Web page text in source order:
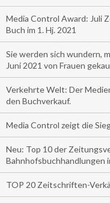
Media Control Award: Juli
Buch im 1. Hj. 2021
Sie werden sich wundern,
Juni 2021 von Frauen
Verkehrte Welt: Der
den Buchverkauf.
Media Control zeigt die
Neu: Top 10 der
Bahnhofsbuchhandlungen
TOP 20 Zeitschriften-